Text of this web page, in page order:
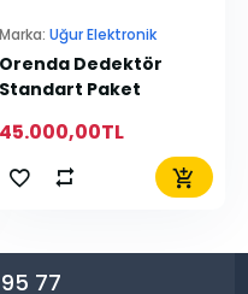
Marka: Uğur Elektronik
Orenda Dedektör
Standart Paket
45.000,00TL
77